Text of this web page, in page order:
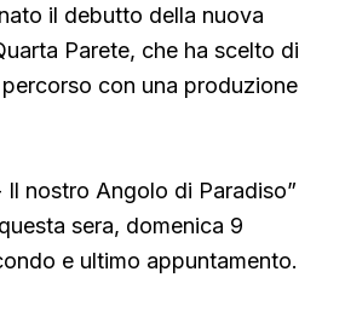
il debutto della nuova
Parete, che ha scelto di
con una produzione
Il nostro Angolo di Paradiso”
sera, domenica 9
e ultimo appuntamento.